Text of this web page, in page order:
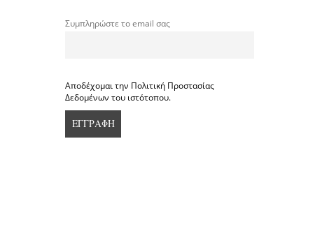
Συμπληρώστε το email σας
Αποδέχομαι την Πολιτική Προστασίας
Δεδομένων του ιστότοπου.